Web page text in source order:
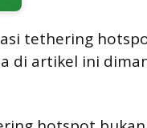
tethering
di artikel ini